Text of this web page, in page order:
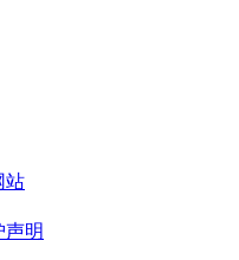
站
声明